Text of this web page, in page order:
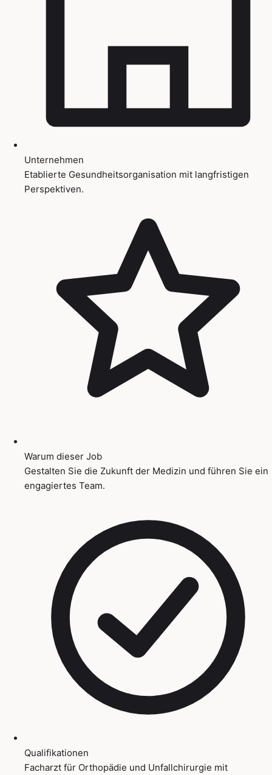
Unternehmen
Etablierte Gesundheitsorganisation mit langfristigen
Perspektiven.
Warum dieser Job
Gestalten Sie die Zukunft der Medizin und führen Sie ein
engagiertes Team.
Qualifikationen
Facharzt für Orthopädie und Unfallchirurgie mit